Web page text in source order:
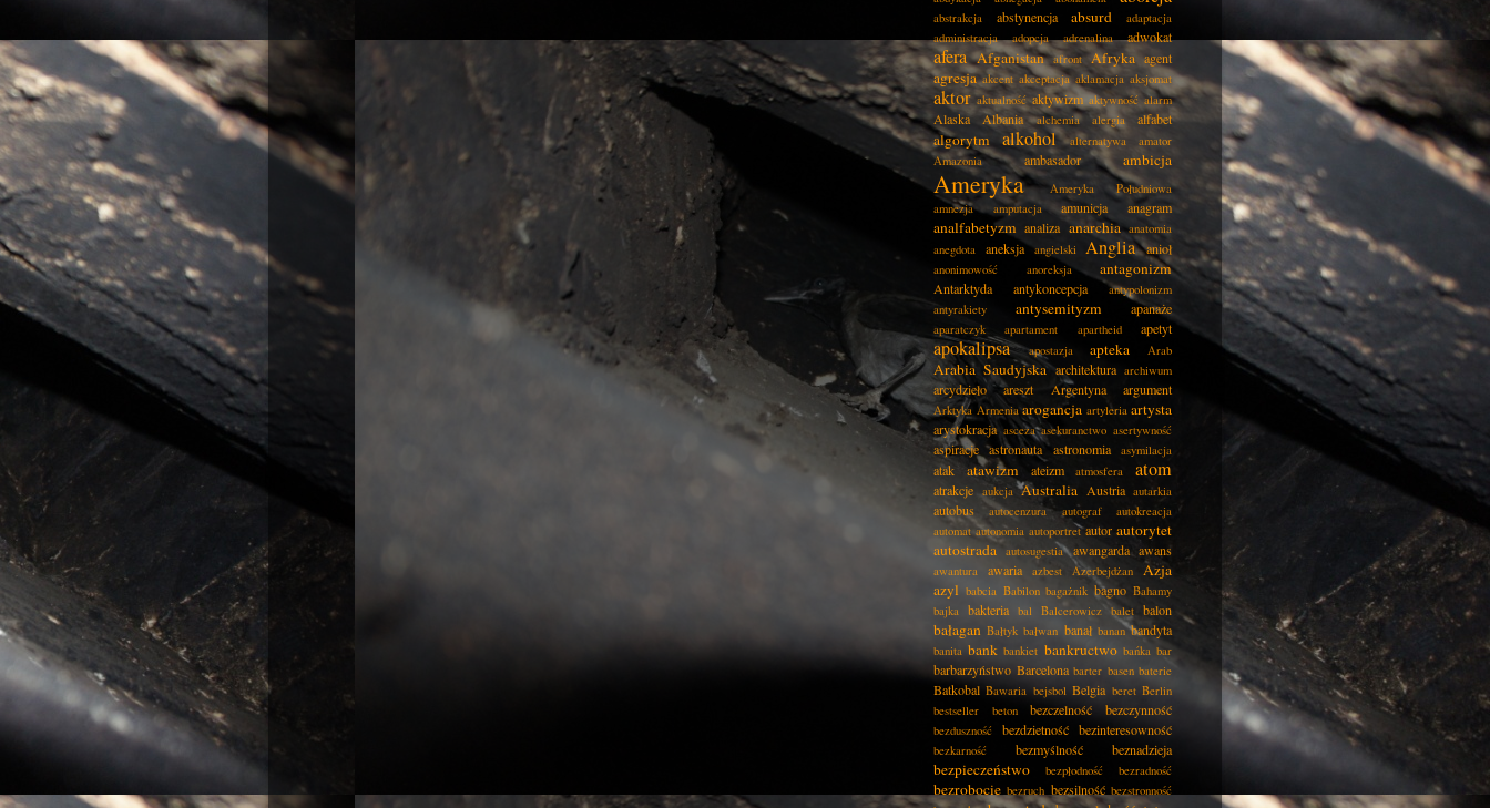
abstrakcja abstynencja absurd
adaptacja
administracja
adopcja adrenalina adwokat
afera Afganistan afront Afryka agent
agresja akcent akceptacja aklamacja aksjomat
aktor aktualność aktywizm aktywność alarm
Alaska Albania alchemia alergia alfabet
algorytm alkohol alternatywa
amator
Amazonia
ambasador ambicja
Ameryka
Ameryka Południowa
amnezja
amputacja amunicja anagram
analfabetyzm analiza anarchia anatomia
anegdota
aneksja angielski Anglia anioł
anonimowość anoreksja antagonizm
Antarktyda antykoncepcja
antypolonizm
antyrakiety
antysemityzm apanaże
aparatczyk apartament apartheid apetyt
apokalipsa apostazja apteka Arab
Arabia Saudyjska architektura archiwum
arcydzieło areszt Argentyna argument
Arktyka Armenia arogancja artyleria artysta
arystokracja asceza asekuranctwo asertywność
aspiracje astronauta astronomia asymilacja
atak atawizm ateizm atmosfera atom
atrakcje aukcja Australia Austria autarkia
autobus autocenzura autograf
autokreacja
automat autonomia autoportret autor autorytet
autostrada autosugestia awangarda awans
awantura awaria azbest Azerbejdżan
Azja
azyl babcia Babilon bagażnik bagno Bahamy
bajka bakteria bal Balcerowicz balet balon
bałagan Bałtyk bałwan banał banan bandyta
banita bank bankiet bankructwo bańka bar
barbarzyństwo Barcelona barter basen baterie
Batkobal Bawaria bejsbol Belgia beret Berlin
bestseller
beton bezczelność bezczynność
bezduszność bezdzietność bezinteresowność
bezkarność bezmyślność beznadzieja
bezpieczeństwo bezpłodność bezradność
bezrobocie bezruch bezsilność bezstronność